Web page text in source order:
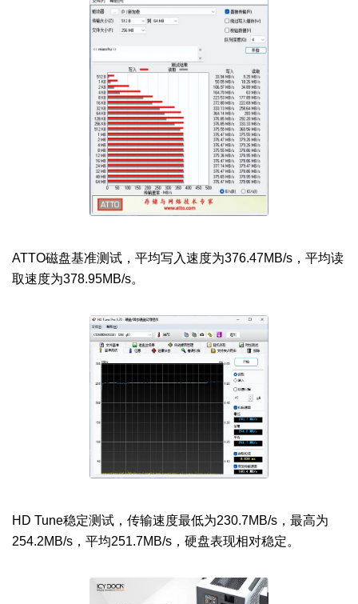
ATTO磁盘基准测试，平均写入速度为376.47MB/s，平均读
取速度为378.95MB/s。
HD Tune稳定测试，传输速度最低为230.7MB/s，最高为
254.2MB/s，平均251.7MB/s，硬盘表现相对稳定。